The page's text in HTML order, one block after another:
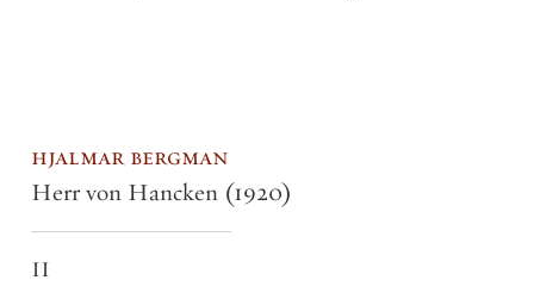
hjalmar bergman
Herr von Hancken (1920)
II